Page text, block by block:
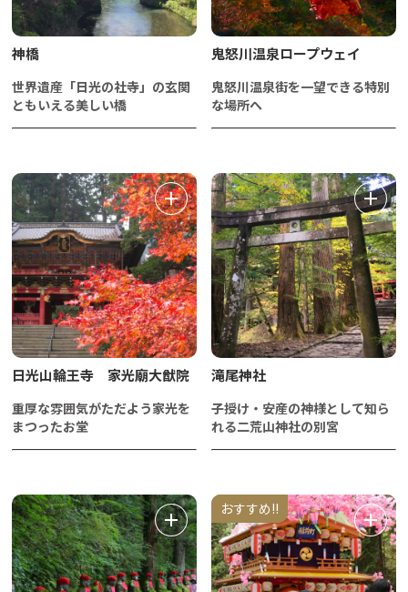
神橋
世界遺産「日光の社寺」の玄関
ともいえる美しい橋
鬼怒川温泉ロープウェイ
鬼怒川温泉街を一望できる特別
な場所へ
日光山輪王寺 家光廟大猷院
重厚な雰囲気がただよう家光を
まつったお堂
滝尾神社
子授け・安産の神様として知ら
れる二荒山神社の別宮
おすすめ!!